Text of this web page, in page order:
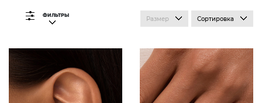
ФИЛЬТРЫ Размер Сортировка